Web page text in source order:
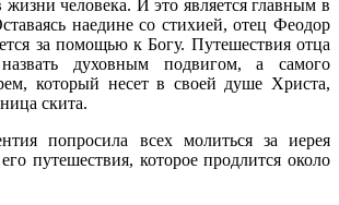
человека. И это является главным в
наедине со стихией, отец Феодор
за помощью к Богу. Путешествия отца
духовным подвигом, а самого
который несет в своей душе Христа,
скита.
попросила всех молиться за иерея
путешествия, которое продлится около